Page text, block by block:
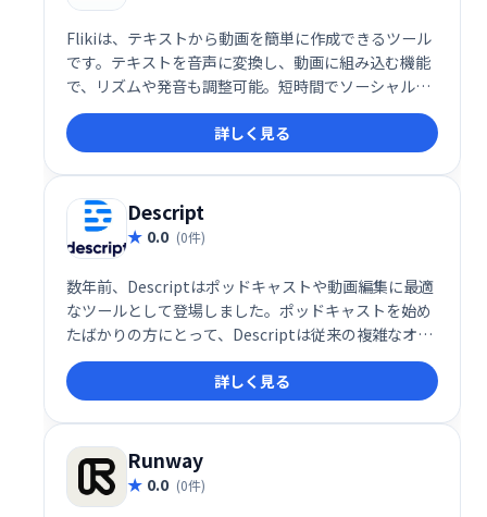
Flikiは、テキストから動画を簡単に作成できるツール
です。テキストを音声に変換し、動画に組み込む機能
で、リズムや発音も調整可能。短時間でソーシャルメ
ディア投稿向けの動画制作が可能です。有料プランで
は、テキスト入力だけで動画を自動生成する機能も利
用できます。手軽に高品質な動画を作成したい方にお
すすめです。
詳しく見る
Descript
0.0 (0件)
数年前、Descriptはポッドキャストや動画編集に最適
なツールとして登場しました。ポッドキャストを始め
たばかりの方にとって、Descriptは従来の複雑なオー
ディオ編集ツールとはまったく異なる、新しいタイプ
のオーディオエディタです。今年初め、私はポッドキ
ャストチャンネルを開設し、編集にはすべてDescript
を使いました。
詳しく見る
Runway
0.0 (0件)